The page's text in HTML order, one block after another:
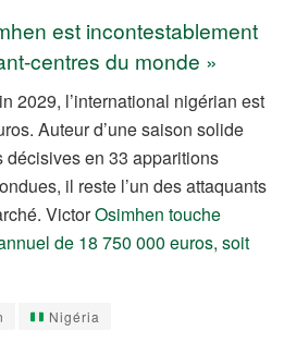
est incontestablement
centres du monde »
2029, l’international nigérian est
Auteur d’une saison solide
décisives en 33 apparitions
il reste l’un des attaquants
VictorOsimhen touche
de 18 750 000 euros, soit
Nigéria